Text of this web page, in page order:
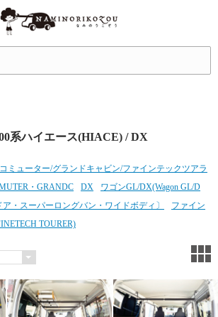
系ハイエース(HIACE) / DX
コミューター/グランドキャビン/ファインテックツアラ
・GRANDC
DX
ワゴンGL/DX(Wagon GL/D
・スーパーロングバン・ワイドボディ〕
ファイン
TOURER)